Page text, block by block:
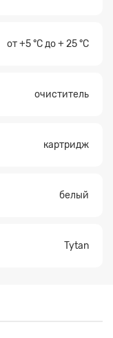
от +5 °С до + 25 °С
очиститель
картридж
белый
Tytan